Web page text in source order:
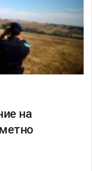
на